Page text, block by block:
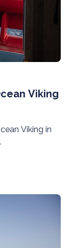
Viking
Viking in